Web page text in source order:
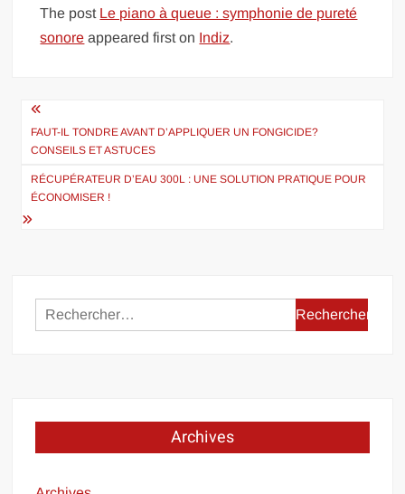
The post Le piano à queue : symphonie de pureté
sonore appeared first on Indiz.
Navigation
de
l’article
FAUT-IL TONDRE AVANT D’APPLIQUER UN FONGICIDE?
CONSEILS ET ASTUCES
RÉCUPÉRATEUR D’EAU 300L : UNE SOLUTION PRATIQUE POUR
ÉCONOMISER !
Rechercher :
Archives